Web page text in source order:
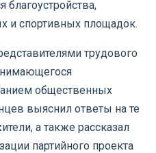
и спортивных площадок.
трудового
общественных
выяснил ответы на те
а также рассказал
партийного проекта